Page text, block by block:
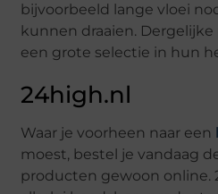
bijvoorbeeld lange vloei
kunnen draaien.
een grote selectie in hun
24high.nl
Waar je voorheen naar een
moest, bestel je vandaag
producten gewoon online.